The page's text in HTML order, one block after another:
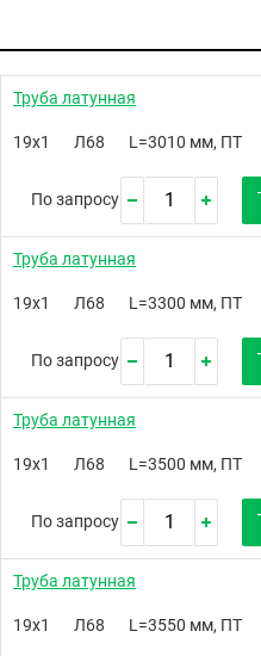
Труба латунная
19х1 Л68 L=3010 мм, ПТ
По запросу
Труба латунная
19х1 Л68 L=3300 мм, ПТ
По запросу
Труба латунная
19х1 Л68 L=3500 мм, ПТ
По запросу
Труба латунная
19х1 Л68 L=3550 мм, ПТ